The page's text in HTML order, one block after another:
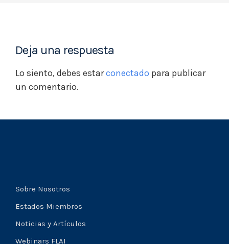
Deja una respuesta
Lo siento, debes estarconectado para publicar
un comentario.
Sobre Nosotros
Estados Miembros
Noticias y Artículos
Webinars FLAI